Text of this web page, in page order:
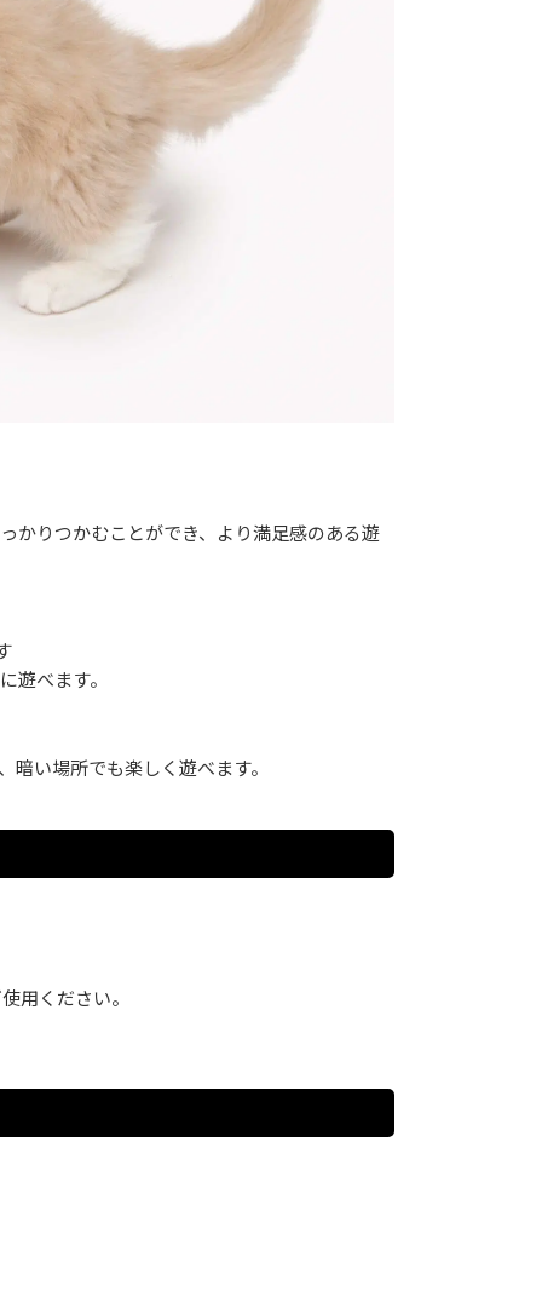
かりつかむことができ、より満足感のある遊
遊べます。
い場所でも楽しく遊べます。
用ください。